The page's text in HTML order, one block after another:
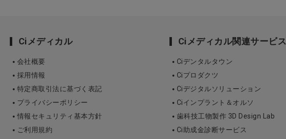
Ciメディカル
会社概要
採用情報
特定商取引法に基づく表記
プライバシーポリシー
情報セキュリティ基本方針
ご利用規約
Ciメディカル関連サービス
Ciデンタルタウン
Ciプロダクツ
Ciデジタルソリューション
Ciインプラント＆オルソ
歯科技工物製作 3D Design Lab
Ci助成金診断サービス